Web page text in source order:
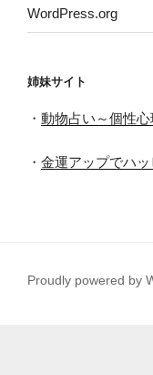
WordPress.org
姉妹サイト
・ 動物占い～個性
・ 金運アップでハ
Proudly powered by